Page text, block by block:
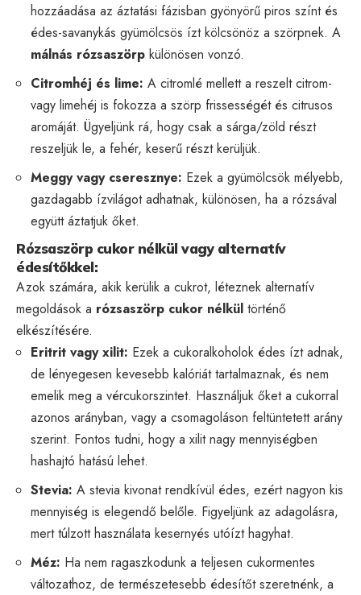
hozzáadása az áztatási fázisban gyönyörű piros színt és
édes-savanykás gyümölcsös ízt kölcsönöz a szörpnek. A
málnás rózsaszörp különösen vonzó.
Citromhéj és lime: A citromlé mellett a reszelt citrom-
vagy limehéj is fokozza a szörp frissességét és citrusos
aromáját. Ügyeljünk rá, hogy csak a sárga/zöld részt
reszeljük le, a fehér, keserű részt kerüljük.
Meggy vagy cseresznye: Ezek a gyümölcsök mélyebb,
gazdagabb ízvilágot adhatnak, különösen, ha a rózsával
együtt áztatjuk őket.
Rózsaszörp cukor nélkül vagy alternatív
édesítőkkel:
Azok számára, akik kerülik a cukrot, léteznek alternatív
megoldások a rózsaszörp cukor nélkül történő
elkészítésére.
Eritrit vagy xilit: Ezek a cukoralkoholok édes ízt adnak,
de lényegesen kevesebb kalóriát tartalmaznak, és nem
emelik meg a vércukorszintet. Használjuk őket a cukorral
azonos arányban, vagy a csomagoláson feltüntetett arány
szerint. Fontos tudni, hogy a xilit nagy mennyiségben
hashajtó hatású lehet.
Stevia: A stevia kivonat rendkívül édes, ezért nagyon kis
mennyiség is elegendő belőle. Figyeljünk az adagolásra,
mert túlzott használata kesernyés utóízt hagyhat.
Méz: Ha nem ragaszkodunk a teljesen cukormentes
változathoz, de természetesebb édesítőt szeretnénk, a